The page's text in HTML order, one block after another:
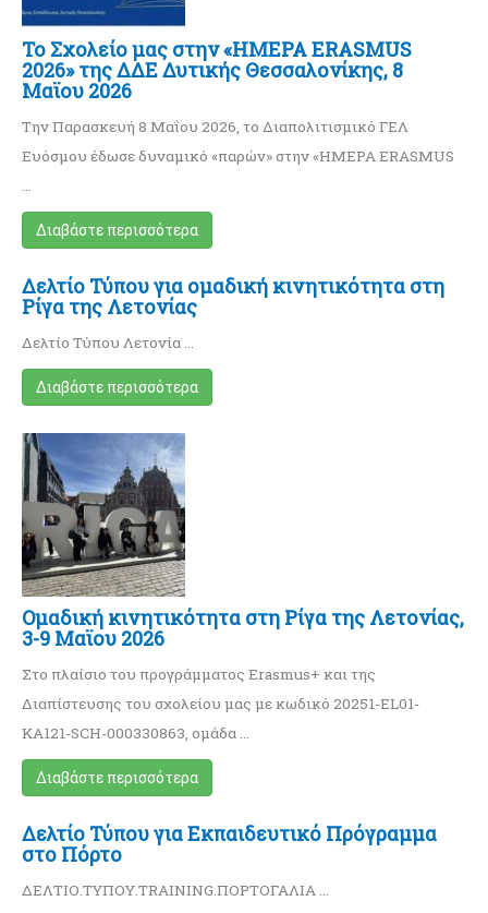
Το Σχολείο μας στην «ΗΜΕΡΑ ERASMUS
2026» της ΔΔΕ Δυτικής Θεσσαλονίκης, 8
Μαϊου 2026
Την Παρασκευή 8 Μαΐου 2026, το Διαπολιτισμικό ΓΕΛ
Ευόσμου έδωσε δυναμικό «παρών» στην «ΗΜΕΡΑ ERASMUS
…
Διαβάστε περισσότερα
Δελτίο Τύπου για ομαδική κινητικότητα στη
Ρίγα της Λετονίας
Δελτίο Τύπου Λετονία …
Διαβάστε περισσότερα
Ομαδική κινητικότητα στη Ρίγα της Λετονίας,
3-9 Μαϊου 2026
Στο πλαίσιο του προγράμματος Erasmus+ και της
Διαπίστευσης του σχολείου μας με κωδικό 20251-EL01-
KA121-SCH-000330863, ομάδα …
Διαβάστε περισσότερα
Δελτίο Τύπου για Εκπαιδευτικό Πρόγραμμα
στο Πόρτο
ΔΕΛΤΙΟ.ΤΥΠΟΥ.TRAINING.ΠΟΡΤΟΓΑΛΙΑ …